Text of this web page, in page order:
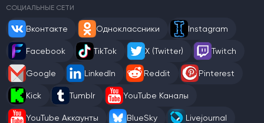
СОЦИАЛЬНЫЕ СЕТИ
Вконтакте Одноклассники Instagram
Facebook TikTok X (Twitter) Twitch
Google LinkedIn Reddit Pinterest
Kick Tumblr YouTube Каналы
YouTube Аккаунты BlueSky Livejournal